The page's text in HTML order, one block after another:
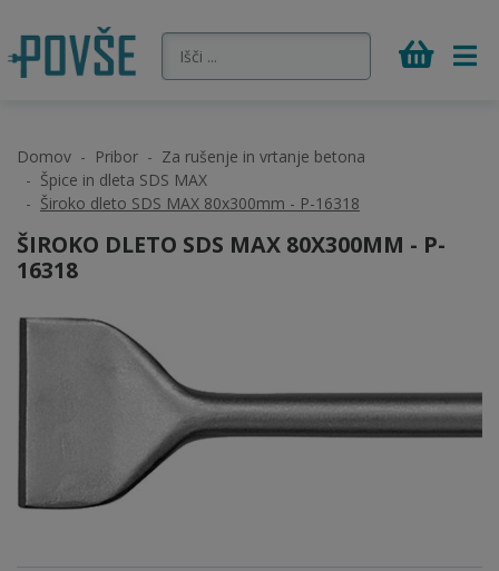
Domov Pribor
Za rušenje in vrtanje betona
Špice in dleta SDS MAX
Široko dleto SDS MAX 80x300mm - P-16318
ŠIROKO DLETO SDS MAX 80X300MM - P-
16318